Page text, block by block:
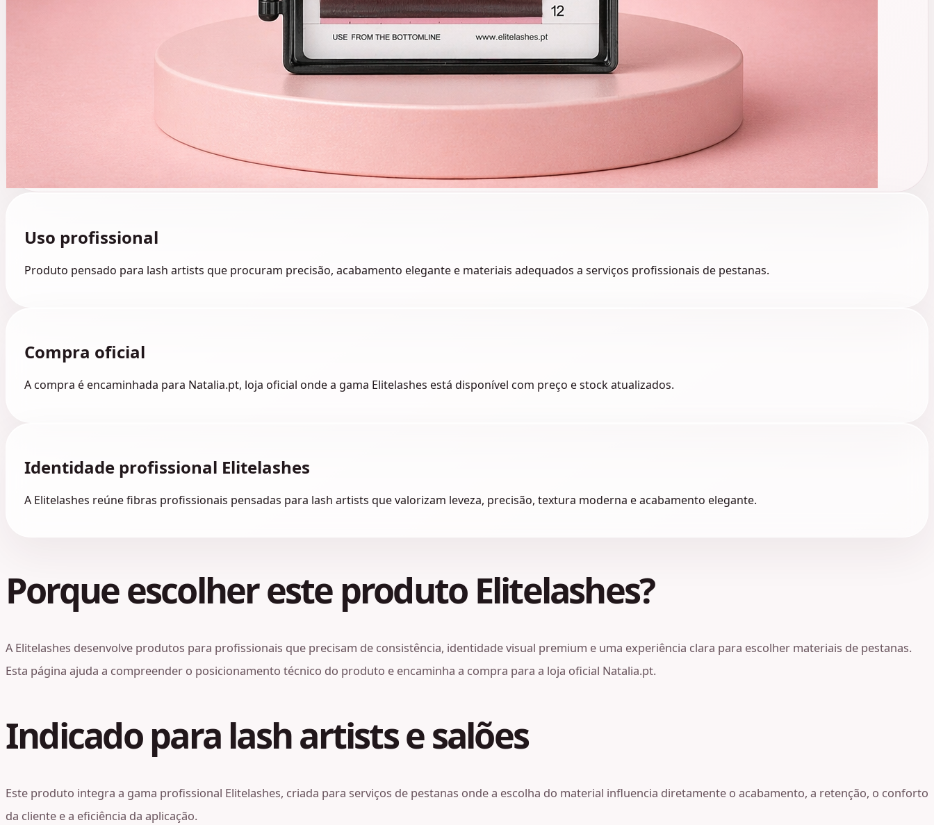
Uso profissional
Produto pensado para lash artists que procuram precisão, acabamento elegante e materiais adequados a serviços profissionais de pestanas.
Compra oficial
A compra é encaminhada para Natalia.pt, loja oficial onde a gama Elitelashes está disponível com preço e stock atualizados.
Identidade profissional Elitelashes
A Elitelashes reúne fibras profissionais pensadas para lash artists que valorizam leveza, precisão, textura moderna e acabamento elegante.
Porque escolher este produto Elitelashes?
A Elitelashes desenvolve produtos para profissionais que precisam de consistência, identidade visual premium e uma experiência clara para escolher materiais de pestanas.
Esta página ajuda a compreender o posicionamento técnico do produto e encaminha a compra para a loja oficial Natalia.pt.
Indicado para lash artists e salões
Este produto integra a gama profissional Elitelashes, criada para serviços de pestanas onde a escolha do material influencia diretamente o acabamento, a retenção, o conforto
da cliente e a eficiência da aplicação.